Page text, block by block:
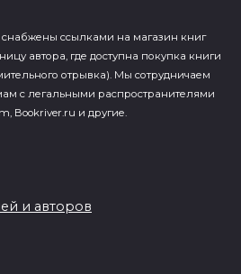
ссылками на магазин книг
автора, где доступна покупка книги
отрывка). Мы сотрудничаем
с легальными распространителями
Bookriver.ru и другие.
и авторов